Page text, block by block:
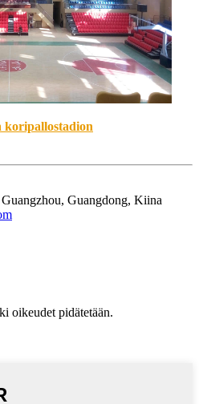
koripallostadion
Guangdong, Kiina
oikeudet pidätetään.